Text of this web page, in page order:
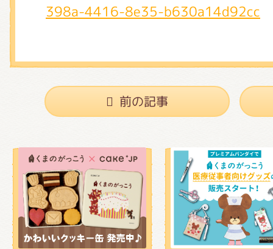
398a-4416-8e35-b630a14d92cc
前の記事